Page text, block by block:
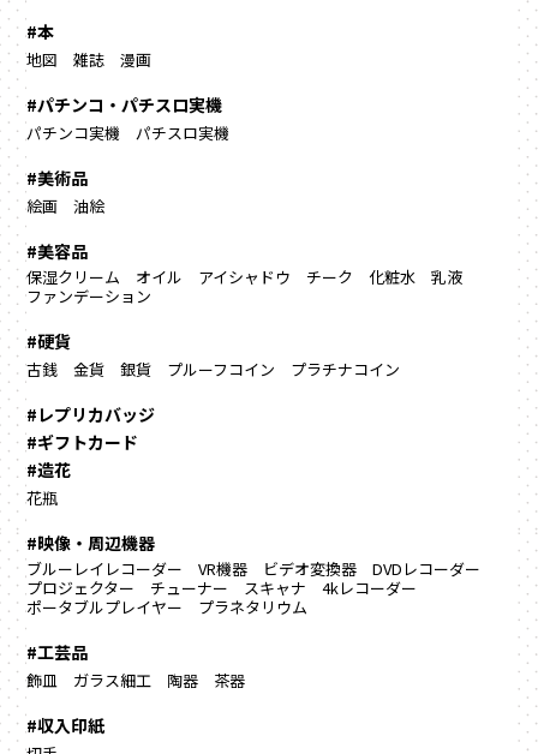
#本
地図 雑誌 漫画
#パチンコ・パチスロ実機
パチンコ実機 パチスロ実機
#美術品
絵画 油絵
#美容品
保湿クリーム オイル アイシャドウ チーク 化粧水
乳液
ファンデーション
#硬貨
古銭 金貨 銀貨 プルーフコイン プラチナコイン
#レプリカバッジ
#ギフトカード
#造花
花瓶
#映像・周辺機器
ブルーレイレコーダー VR機器 ビデオ変換器
DVDレコーダー
プロジェクター
チューナー スキャナ
4kレコーダー
ポータブルプレイヤー
プラネタリウム
#工芸品
飾皿 ガラス細工 陶器 茶器
#収入印紙